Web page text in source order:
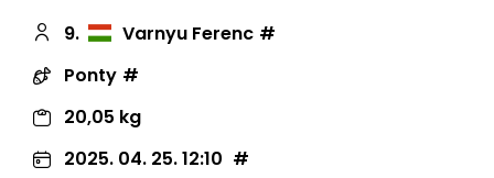
9.
Varnyu Ferenc
Ponty
20,05 kg
2025. 04. 25. 12:10